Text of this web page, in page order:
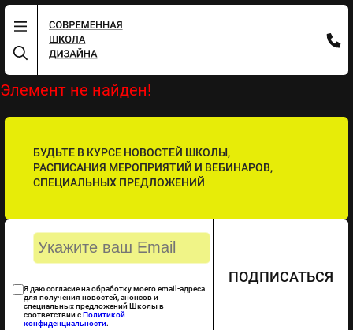
Элемент не найден!
БУДЬТЕ В КУРСЕ НОВОСТЕЙ ШКОЛЫ,
РАСПИСАНИЯ МЕРОПРИЯТИЙ И ВЕБИНАРОВ,
СПЕЦИАЛЬНЫХ ПРЕДЛОЖЕНИЙ
Я даю согласие на обработку моего email-адреса
для получения новостей, анонсов и
специальных предложений Школы в
соответствии с Политикой
конфиденциальности.
ПОДПИСАТЬСЯ